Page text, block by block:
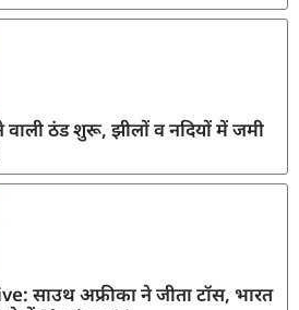
ठंड शुरू, झीलों व नदियों में जमी
साउथ अफ्रीका ने जीता टॉस, भारत